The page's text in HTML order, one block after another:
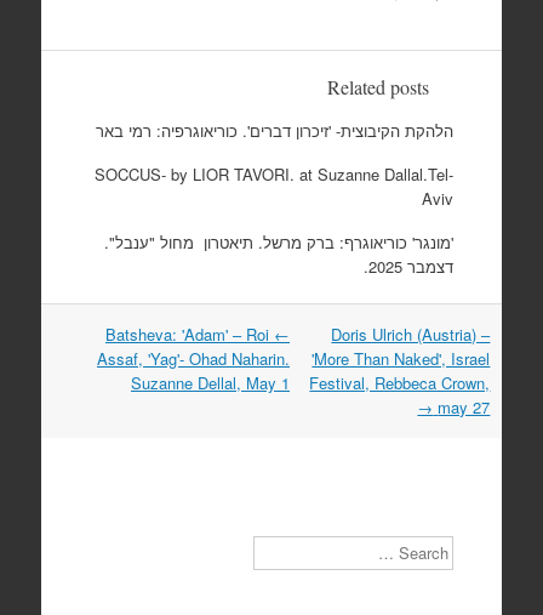
Related posts
הלהקת הקיבוצית- 'זיכרון דברים'. כוריאוגרפיה: רמי באר
SOCCUS- by LIOR TAVORI. at Suzanne Dallal.Tel-
Aviv
'מונגר' כוריאוגרף: ברק מרשל. תיאטרון מחול "ענבל".
דצמבר 2025.
Post
navigation
←
Batsheva: 'Adam' – Roi
Assaf, 'Yag'- Ohad Naharin.
Suzanne Dellal, May 1
Doris Ulrich (Austria) –
'More Than Naked', Israel
Festival, Rebbeca Crown,
may 27
→
Search